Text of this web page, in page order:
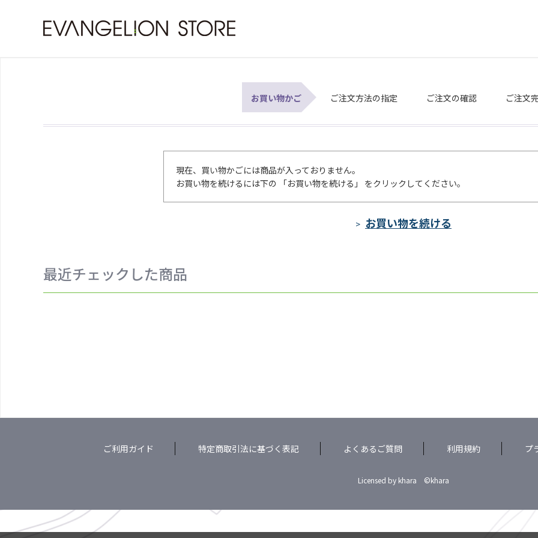
お買い物かご ご注文方法の指定 ご注文の確認 ご注文
現在、買い物かごには商品が入っておりません。
お買い物を続けるには下の 「お買い物を続ける」 をクリックしてください。
>
最近チェックした商品
ご利用ガイド 特定商取引法に基づく表記 よくあるご質問 利用規約 プ
Licensed by khara ©khara